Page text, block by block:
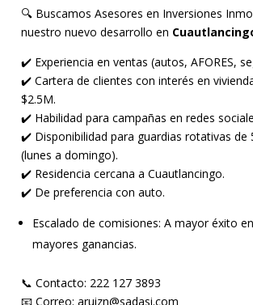
🔍 Buscamos Asesores en Inversiones
nuestro nuevo desarrollo en
✔️ Experiencia en ventas (autos, AFORES,
✔️ Cartera de clientes con interés en
$2.5M.
✔️ Habilidad para campañas en redes
✔️ Disponibilidad para guardias rotativas de
(lunes a domingo).
✔️ Residencia cercana a Cuautlancingo.
✔️ De preferencia con auto.
Escalado de comisiones: A mayor éxito
mayores ganancias.
📞 Contacto: 222 127 3893
📧 Correo: aruizn@sadasi.com